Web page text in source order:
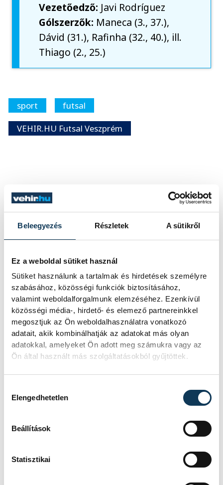
Beleegyezés Részletek A sütikről
Ez a weboldal sütiket használ
Sütiket használunk a tartalmak és hirdetések személyre
szabásához, közösségi funkciók biztosításához,
valamint weboldalforgalmunk elemzéséhez. Ezenkívül
közösségi média-, hirdető- és elemező partnereinkkel
megosztjuk az Ön weboldalhasználatra vonatkozó
adatait, akik kombinálhatják az adatokat más olyan
adatokkal, amelyeket Ön adott meg számukra vagy az
Ön által használt más szolgáltatásokból gyűjtöttek.
Elengedhetetlen
Beállítások
Statisztikai
Vezetőedző: Javi Rodríguez
Gólszerzők: Maneca (3., 37.),
Dávid (31.), Rafinha (32., 40.), ill.
Thiago (2., 25.)
sport
futsal
VEHIR.HU Futsal Veszprém
vehir.hu
FOTÓS
Tál
Dominik
Események
KORÁBBI ESEMÉNYEK BETÖLTÉSE
HELYÉRT, 2025/2026
VENDÉG
EREDMÉNY
RÉSZLETEK